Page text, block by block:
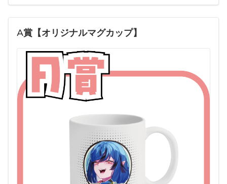
A賞【オリジナルマグカップ】